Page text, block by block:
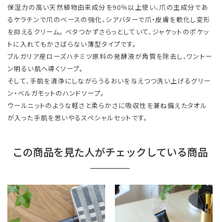
保湿力の高い天然植物由来成分を90％以上使い、爪の主成分であ
るケラチンで爪のベースの強化、シアバターで爪・皮膚を軟化し変形
を抑えるクリーム。 ベタつかずさらっとしていて、ジャケットのポケッ
トに入れてもかさばらない薄型タイプです。
ブルガリア産ローズハチミツ原料の発酵液が角質を除去し、ワントー
ン明るい肌へ導くソープ。
そして、手肌を清浄にしながらうるおいを与えつつ洗い上げるグリー
ン・ベルガモットのハンドソープ。
ウールニットのような軽さと柔らかさに吸収性を兼ね備えたタオル
が入った手肌を思いやるスペシャルセットです。
この商品を見た人がチェックしている商品